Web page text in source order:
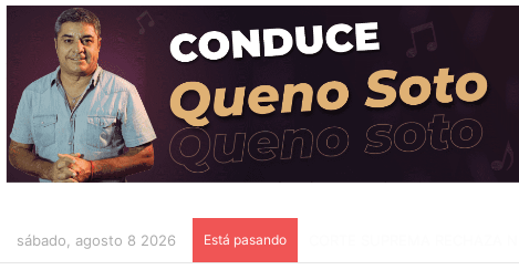
sábado, agosto 8 2026 Está pasando